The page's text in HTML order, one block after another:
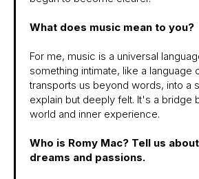
What does music mean to you?
For me, music is a universal
something intimate, like a language
transports us beyond words, into a
explain but deeply felt. It's a bridge
world and inner experience.
Who is Romy Mac? Tell us
dreams and passions.